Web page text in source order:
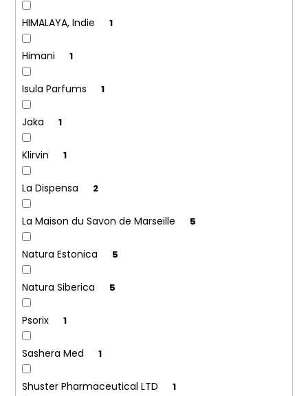
HIMALAYA, Indie 1
Himani 1
Isula Parfums 1
Jaka 1
Klirvin 1
La Dispensa 2
La Maison du Savon de Marseille 5
Natura Estonica 5
Natura Siberica 5
Psorix 1
Sashera Med 1
Shuster Pharmaceutical LTD 1